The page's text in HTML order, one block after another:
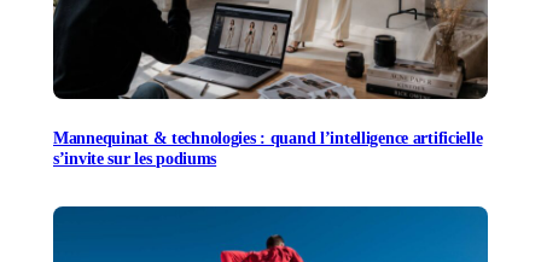
Mannequinat & technologies : quand l’intelligence artificielle
s’invite sur les podiums